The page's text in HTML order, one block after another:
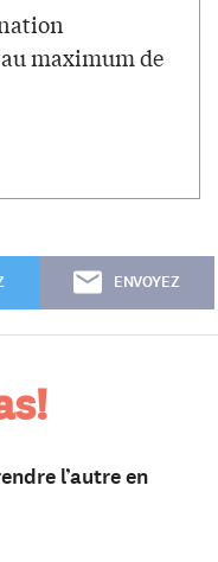
maximum de
ENVOYEZ
l’autre en